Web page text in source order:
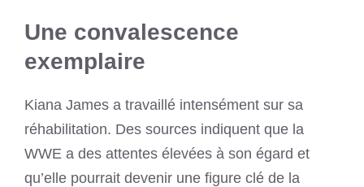
Une convalescence
exemplaire
Kiana James a travaillé intensément sur sa
réhabilitation. Des sources indiquent que la
WWE a des attentes élevées à son égard et
qu’elle pourrait devenir une figure clé de la